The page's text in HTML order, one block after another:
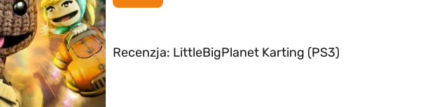
Recenzja: LittleBigPlanet Karting (PS3)